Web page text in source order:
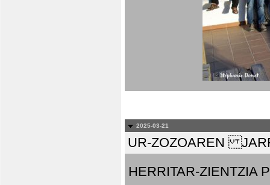
2025-03-21
UR-ZOZOAREN
HERRITAR-ZIENTZIA